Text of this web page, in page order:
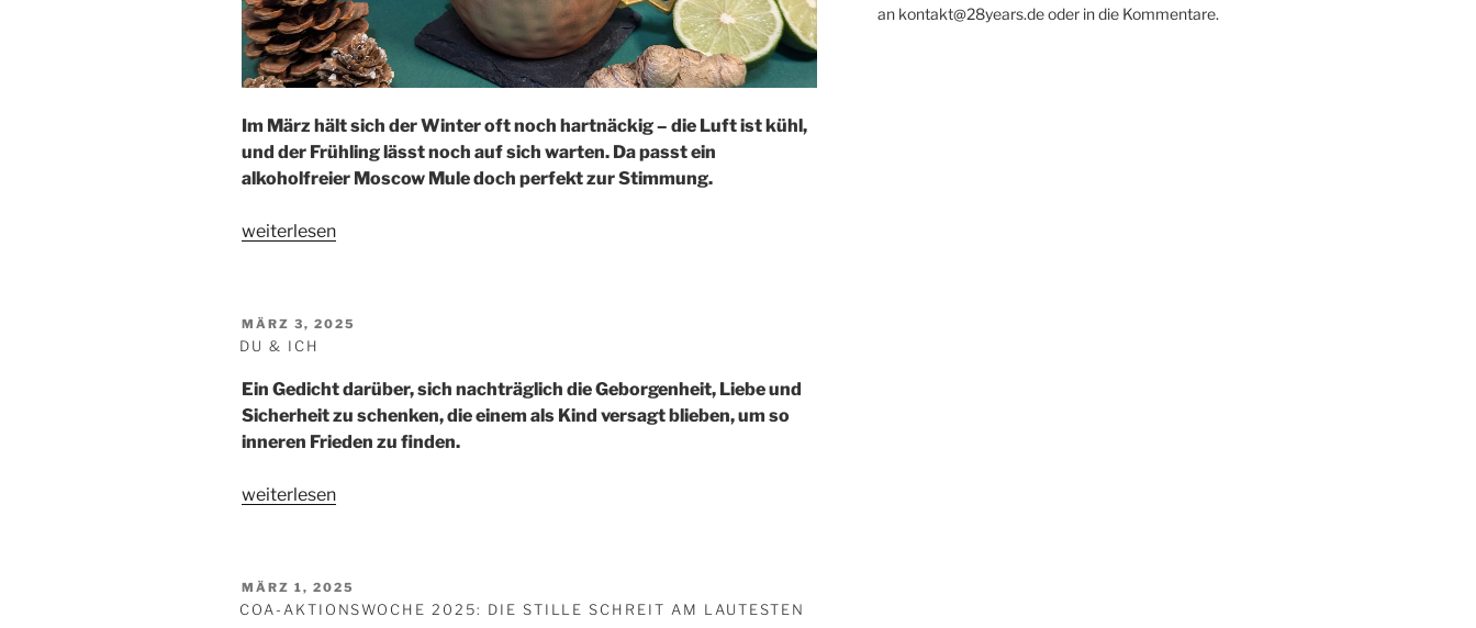
Im März hält sich der Winter oft noch hartnäckig – die Luft ist kühl,
und der Frühling lässt noch auf sich warten. Da passt ein
alkoholfreier Moscow Mule doch perfekt zur Stimmung.
„Alkoholfreier
und
wie
Moskau“
weiterlesen
VERÖFFENTLICHT
AM
MÄRZ 3, 2025
DU & ICH
Ein Gedicht darüber, sich nachträglich die Geborgenheit, Liebe und
Sicherheit zu schenken, die einem als Kind versagt blieben, um so
inneren Frieden zu finden.
„Du
weiterlesen
VERÖFFENTLICHT
AM
MÄRZ 1, 2025
COA-AKTIONSWOCHE 2025: DIE STILLE SCHREIT AM LAUTESTEN
an kontakt@28years.de oder in die Kommentare.